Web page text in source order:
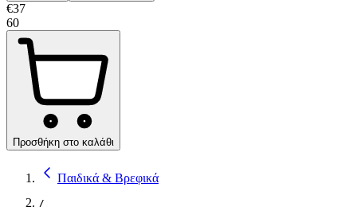
€37
60
Προσθήκη στο καλάθι
Παιδικά & Βρεφικά
/